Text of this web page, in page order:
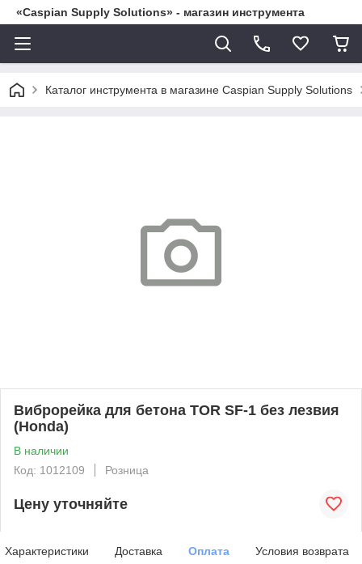
«Caspian Supply Solutions» - магазин инструмента
Каталог инструмента в магазине Caspian Supply Solutions
Виброрейка для бетона TOR SF-1 без лезвия
(Honda)
В наличии
Код: 1012109
Розница
Цену уточняйте
Характеристики Доставка Оплата Условия возврата